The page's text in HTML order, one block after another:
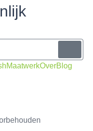
MaatwerkOverBlog